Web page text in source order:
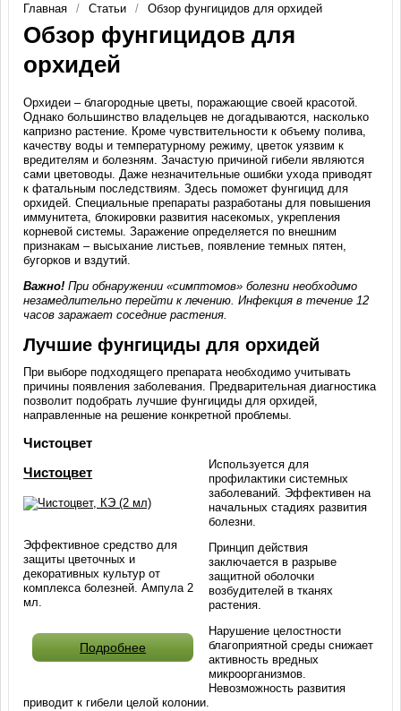
Главная Статьи Обзор фунгицидов для орхидей
Обзор фунгицидов для
орхидей
Орхидеи – благородные цветы, поражающие своей красотой.
Однако большинство владельцев не догадываются, насколько
капризно растение. Кроме чувствительности к объему полива,
качеству воды и температурному режиму, цветок уязвим к
вредителям и болезням. Зачастую причиной гибели являются
сами цветоводы. Даже незначительные ошибки ухода приводят
к фатальным последствиям. Здесь поможет фунгицид для
орхидей. Специальные препараты разработаны для повышения
иммунитета, блокировки развития насекомых, укрепления
корневой системы. Заражение определяется по внешним
признакам – высыхание листьев, появление темных пятен,
бугорков и вздутий.
Важно! При обнаружении «симптомов» болезни необходимо
незамедлительно перейти к лечению. Инфекция в течение 12
часов заражает соседние растения.
Лучшие фунгициды для орхидей
При выборе подходящего препарата необходимо учитывать
причины появления заболевания. Предварительная диагностика
позволит подобрать лучшие фунгициды для орхидей,
направленные на решение конкретной проблемы.
Чистоцвет
Чистоцвет
Эффективное средство для
защиты цветочных и
декоративных культур от
комплекса болезней. Ампула 2
мл.
Подробнее
Используется для
профилактики системных
заболеваний. Эффективен на
начальных стадиях развития
болезни.
Принцип действия
заключается в разрыве
защитной оболочки
возбудителей в тканях
растения.
Нарушение целостности
благоприятной среды снижает
активность вредных
микроорганизмов.
Невозможность развития
приводит к гибели целой колонии.